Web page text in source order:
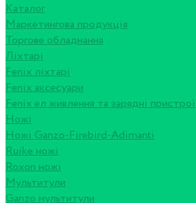
Каталог
Маркетингова продукція
Торгове обладнання
Ліхтарі
Fenix ліхтарі
Fenix аксесуари
Fenix ел живлення та зарядні пристрої
Ножі
Ножі Ganzo-Firebird-Adimanti
Ruike ножі
Roxon ножi
Мультитули
Ganzo мультитули